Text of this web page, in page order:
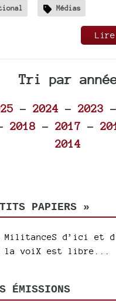
Médias
Tri par
- 2024 - 2023 -
2018 - 2017 -
2014
PAPIERS »
MilitanceS d’ici et
la voiX est libre...
ÉMISSIONS